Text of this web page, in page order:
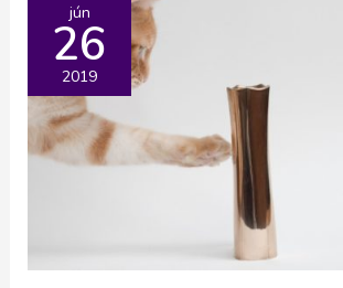
jún
26
2019